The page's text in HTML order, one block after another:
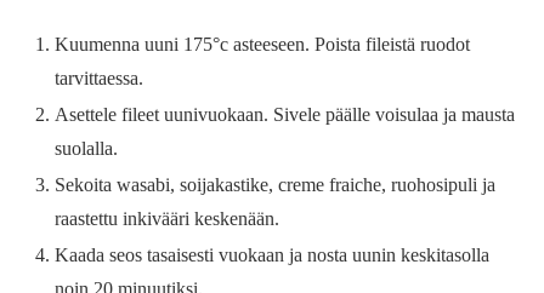
Kuumenna uuni 175°c asteeseen. Poista fileistä ruodot
tarvittaessa.
Asettele fileet uunivuokaan. Sivele päälle voisulaa ja mausta
suolalla.
Sekoita wasabi, soijakastike, creme fraiche, ruohosipuli ja
raastettu inkivääri keskenään.
Kaada seos tasaisesti vuokaan ja nosta uunin keskitasolla
noin 20 minuutiksi.